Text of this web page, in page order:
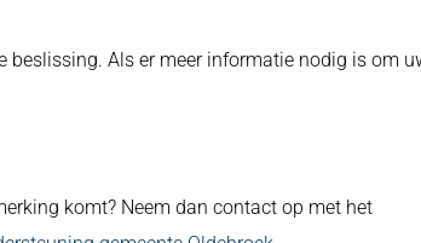
beslissing. Als er meer informatie nodig is om
komt? Neem dan contact op met het